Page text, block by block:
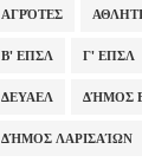
ΑΓΡΌΤΕΣ
Β' ΕΠΣΛ Γ' ΕΠΣΛ
ΔΕΥΑΕΛ ΔΉΜΟΣ
ΔΉΜΟΣ ΛΑΡΙΣΑΊΩΝ